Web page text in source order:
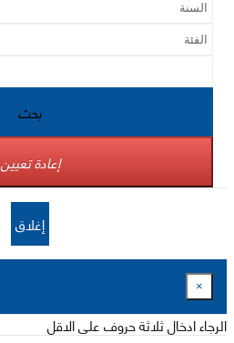
بحث
إعادة تعيين
إغلاق
×
الرجاء ادخال ثلاثة حروف على الاقل